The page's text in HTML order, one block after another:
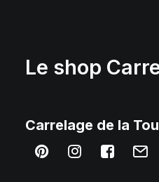
Le shop
Carrelage de la